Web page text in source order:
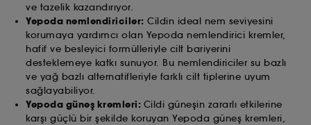
ve tazelik kazandırıyor.
Yepoda nemlendiriciler: Cildin ideal nem seviyesini
korumaya yardımcı olan Yepoda nemlendirici kremler,
hafif ve besleyici formülleriyle cilt bariyerini
desteklemeye katkı sunuyor. Bu nemlendiriciler su bazlı
ve yağ bazlı alternatifleriyle farklı cilt tiplerine uyum
sağlayabiliyor.
Yepoda güneş kremleri: Cildi güneşin zararlı etkilerine
karşı güçlü bir şekilde koruyan Yepoda güneş kremleri,